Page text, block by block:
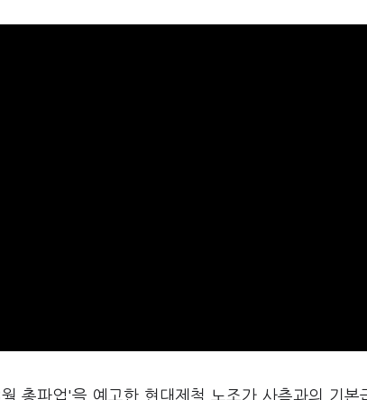
총파업'을 예고한 현대제철 노조가 사측과의 기